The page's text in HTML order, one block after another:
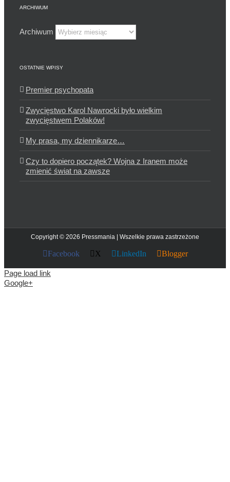
ARCHIWUM
Archiwum
OSTATNIE WPISY
Premier psychopata
Zwycięstwo Karol Nawrocki było wielkim
zwycięstwem Polaków!
My prasa, my dziennikarze…
Czy to dopiero początek? Wojna z Iranem może
zmienić świat na zawsze
Copyright © 2026 Pressmania | Wszelkie prawa zastrzeżone
Facebook X LinkedIn Blogger
Page load link
Google+